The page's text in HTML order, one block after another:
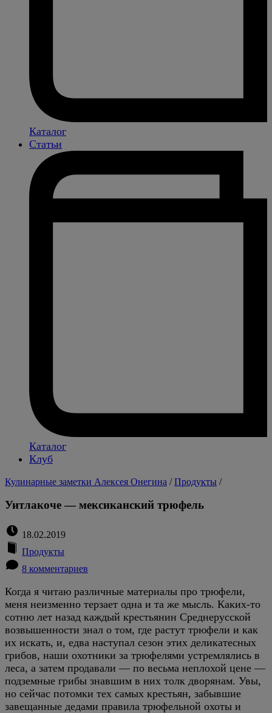
Каталог
Статьи
Каталог
Клуб
Кулинарные заметки Алексея Онегина /Продукты /
Уитлакоче — мексиканский трюфель
18.02.2019
Продукты
8 комментариев
Когда я читаю различные материалы про трюфели,
меня неизменно терзает одна и та же мысль. Каких-то
сотню лет назад каждый крестьянин Среднерусской
возвышенности знал о том, где растут трюфели и как
их искать, и, едва наступал сезон этих деликатесных
грибов, наши охотники за трюфелями устремлялись в
леса, а затем продавали — по весьма неплохой цене —
подземные грибы знавшим в них толк дворянам. Увы,
но сейчас потомки тех самых крестьян, забывшие
завещанные дедами правила трюфельной охоты и